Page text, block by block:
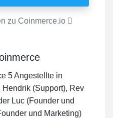
zu Coinmerce.io
5 Angestellte in
(Support), Rev
Luc (Founder und
und Marketing)